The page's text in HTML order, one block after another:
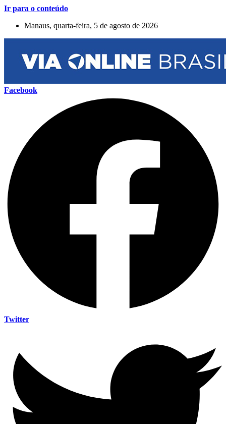
Ir para o conteúdo
Manaus, quarta-feira, 5 de agosto de 2026
Facebook
Twitter